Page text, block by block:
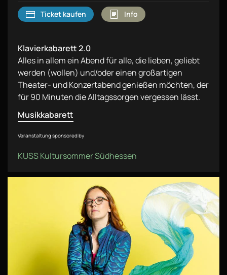
Ticket kaufen Info
Klavierkabarett 2.0
Alles in allem ein Abend für alle, die lieben, geliebt
werden (wollen) und/oder einen großartigen
Theater- und Konzertabend genießen möchten, der
für 90 Minuten die Alltagssorgen vergessen lässt.
Musikkabarett
Veranstaltung sponsored by
KUSS Kultursommer Südhessen